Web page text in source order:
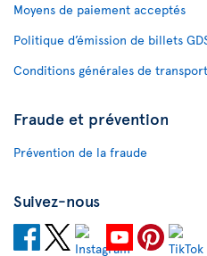
Moyens de paiement acceptés
Politique d’émission de billets
Conditions générales de
Fraude et prévention
Prévention de la fraude
Suivez-nous